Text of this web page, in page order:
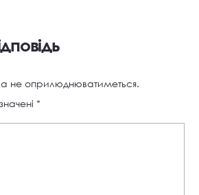
не оприлюднюватиметься.
*